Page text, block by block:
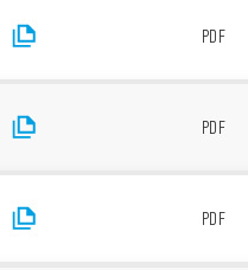
PDF
PDF
PDF